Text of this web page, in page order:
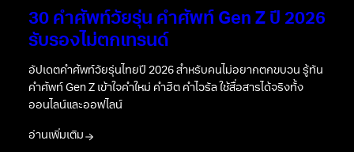
30 คำศัพท์วัยรุ่น คำศัพท์ Gen Z ปี 2026
รับรองไม่ตกเทรนด์
อัปเดตคำศัพท์วัยรุ่นไทยปี 2026 สำหรับคนไม่อยากตกขบวน รู้ทัน
คำศัพท์ Gen Z เข้าใจคำใหม่ คำฮิต คำไวรัล ใช้สื่อสารได้จริงทั้ง
ออนไลน์และออฟไลน์
อ่านเพิ่มเติม